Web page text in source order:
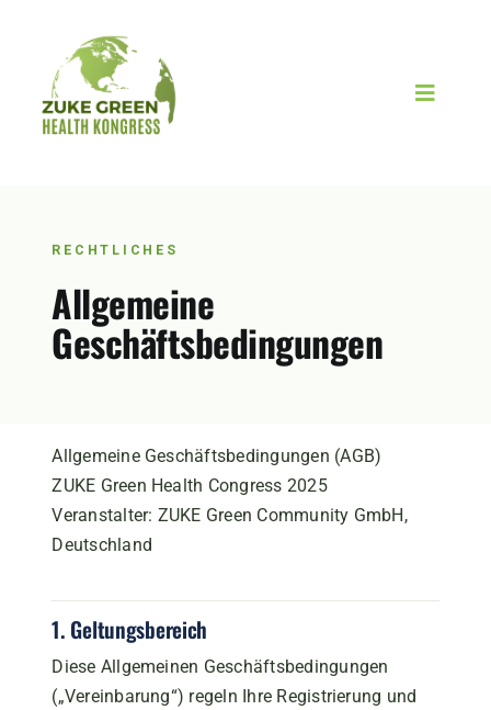
content
Toggle
Der Kongress
Rückblick
Kontakt
RECHTLICHES
Allgemeine
Geschäftsbedingungen
Allgemeine Geschäftsbedingungen (AGB)
ZUKE Green Health Congress 2025
Veranstalter: ZUKE Green Community GmbH,
Deutschland
1. Geltungsbereich
Diese Allgemeinen Geschäftsbedingungen
(„Vereinbarung“) regeln Ihre Registrierung und